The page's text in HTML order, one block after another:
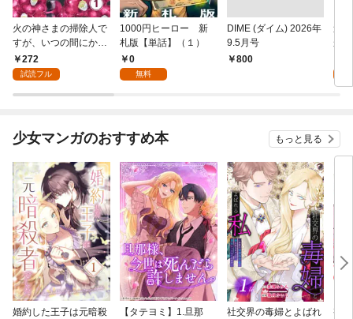
火の神さまの掃除人で
すが、いつの間にか花
嫁として溺愛されてい
ます【単話】（１）
272
試読フル
1000円ヒーロー 新
札版【単話】（１）
0
無料
DIME (ダイム) 2026年
9.5月号
￥800
追
か
れ
（
少女マンガのおすすめ本 もっと見る
婚約した王子は元暗殺
【タテヨミ】1.旦那
社交界の毒婦とよばれ
視